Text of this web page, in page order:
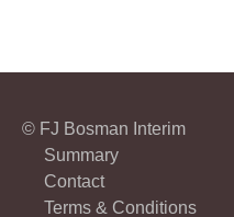
© FJ Bosman Interim
Summary
Contact
Terms & Conditions